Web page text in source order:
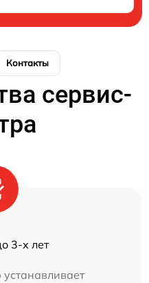
Контакты
сервис-
3-х лет